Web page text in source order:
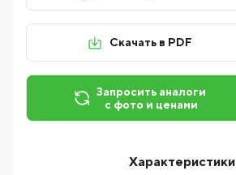
Скачать в PDF
Запросить аналоги
с фото и ценами
Характеристики